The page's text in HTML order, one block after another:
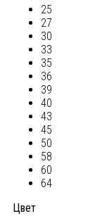
25
27
30
33
35
36
39
40
43
45
50
58
60
64
Цвет